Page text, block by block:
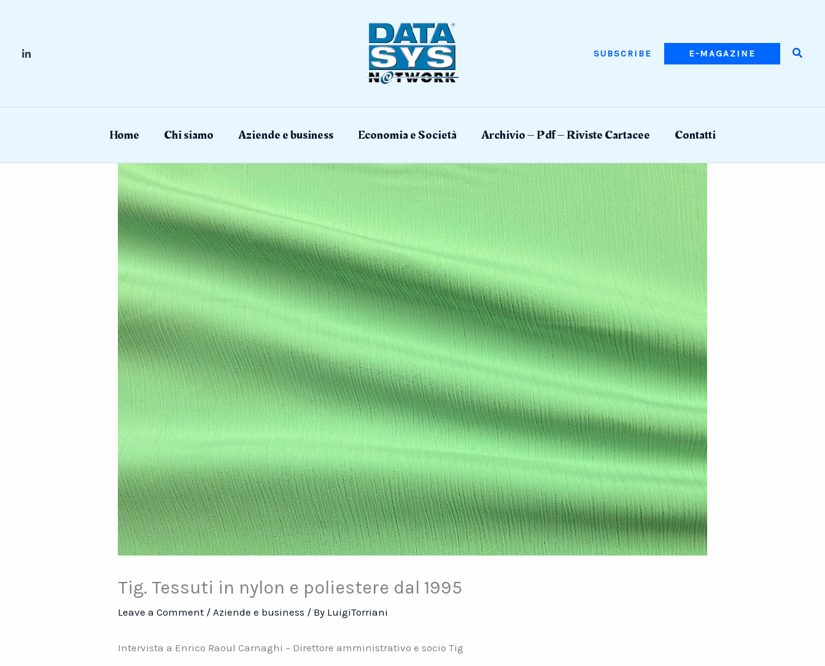
SUBSCRIBE E-MAGAZINE
Home Chi siamo Aziende e business Economia e Società Archivio – Pdf – Riviste Cartacee Contatti
Tig. Tessuti in nylon e poliestere dal 1995
Leave a Comment / Aziende e business / By LuigiTorriani
Intervista a Enrico Raoul Carnaghi – Direttore amministrativo e socio Tig